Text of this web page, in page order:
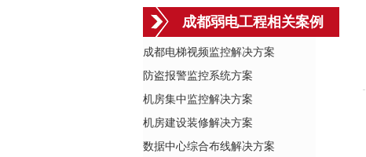
成都弱电工程相关案例
成都电梯视频监控解决方案
防盗报警监控系统方案
机房集中监控解决方案
机房建设装修解决方案
数据中心综合布线解决方案